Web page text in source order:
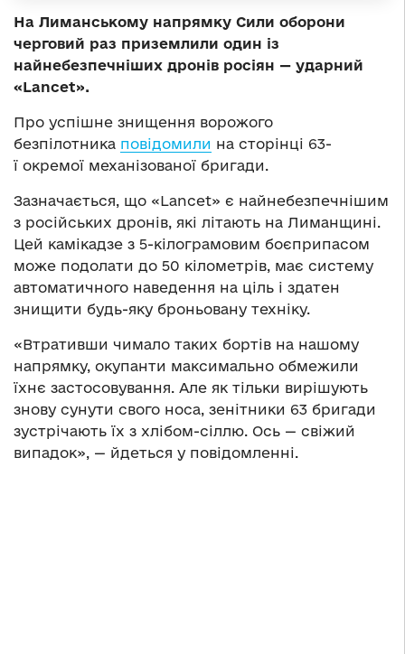
На Лиманському напрямку Сили оборони
черговий раз приземлили один із
найнебезпечніших дронів росіян — ударний
«Lancet».
Про успішне знищення ворожого
безпілотника повідомили на сторінці 63-
ї окремої механізованої бригади.
Зазначається, що «Lancet» є найнебезпечнішим
з російських дронів, які літають на Лиманщині.
Цей камікадзе з 5-кілограмовим боєприпасом
може подолати до 50 кілометрів, має систему
автоматичного наведення на ціль і здатен
знищити будь-яку броньовану техніку.
«Втративши чимало таких бортів на нашому
напрямку, окупанти максимально обмежили
їхнє застосовування. Але як тільки вирішують
знову сунути свого носа, зенітники 63 бригади
зустрічають їх з хлібом-сіллю. Ось — свіжий
випадок», — йдеться у повідомленні.